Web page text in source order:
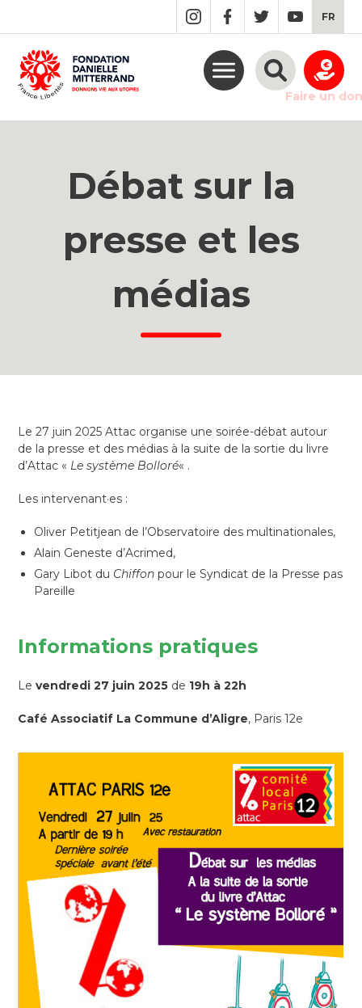
MAIN
CONTENT
FR
Faire un don
Débat sur la
presse et les
médias
Le 27 juin 2025 Attac organise une soirée-débat autour
de la presse et des médias à la suite de la sortie du livre
d’Attac « Le système Bolloré« .
Les intervenant·es :
Oliver Petitjean de l’Observatoire des multinationales,
Alain Geneste d’Acrimed,
Gary Libot du Chiffon pour le Syndicat de la Presse pas
Pareille
Informations pratiques
Levendredi 27 juin 2025 de 19h à 22h
Café Associatif La Commune d’Aligre, Paris 12e